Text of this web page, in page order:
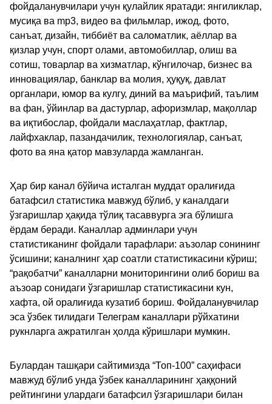
фойдаланувчилари учун қулайлик яратади: янгиликлар,
мусиқа ва mp3, видео ва фильмлар, ижод, фото,
санъат, дизайн, тиббиёт ва саломатлик, аёллар ва
қизлар учун, спорт олами, автомобиллар, олиш ва
сотиш, товарлар ва хизматлар, кўнгилочар, бизнес ва
инновациялар, банклар ва молия, ҳуқуқ, давлат
органлари, юмор ва кулгу, диний ва маърифий, таълим
ва фан, ўйинлар ва дастурлар, афоризмлар, мақоллар
ва иқтибослар, фойдали маслаҳатлар, фактлар,
лайфхаклар, пазандачилик, технологиялар, санъат,
фото ва яна қатор мавзуларда жамланган.
Ҳар бир канал бўйича исталган муддат оралиғида
батафсил статистика мавжуд бўлиб, у каналдаги
ўзгаришлар ҳақида тўлиқ тасаввурга эга бўлишга
ёрдам беради. Каналлар админлари учун
статистиканинг фойдали тарафлари: аъзолар сонининг
ўсишини; каналнинг ҳар соатли статистикасини кўриш;
“рақобатчи” каналларни мониторингини олиб бориш ва
аъзоар сонидаги ўзгаришлар статистикасини кун,
хафта, ой оралиғида кузатиб бориш. Фойдаланувчилар
эса ўзбек тилидаги Телеграм каналлари рўйхатини
рукнларга ажратилган ҳолда кўришлари мумкин.
Булардан ташқари сайтимизда “Топ-100” саҳифаси
мавжуд бўлиб унда ўзбек каналларининг ҳаққоний
рейтингини улардаги батафсил ўзгаришлари билан